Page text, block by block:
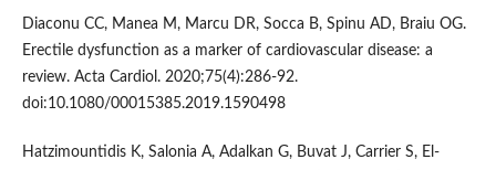
Diaconu CC, Manea M, Marcu DR, Socca B, Spinu AD, Braiu OG.
Erectile dysfunction as a marker of cardiovascular disease: a
review. Acta Cardiol. 2020;75(4):286-92.
doi:10.1080/00015385.2019.1590498
Hatzimountidis K, Salonia A, Adalkan G, Buvat J, Carrier S, El-